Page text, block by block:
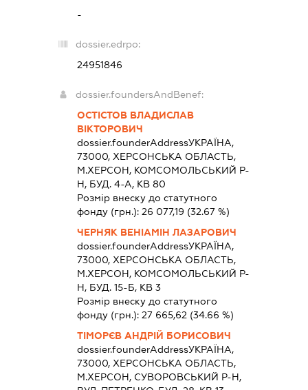
-
dossier.edrpo:
24951846
dossier.foundersAndBenef:
ОСТІСТОВ ВЛАДИСЛАВ
ВІКТОРОВИЧ
dossier.founderAddressУКРАЇНА,
73000, ХЕРСОНСЬКА ОБЛАСТЬ,
М.ХЕРСОН, КОМСОМОЛЬСЬКИЙ Р-
Н, БУД. 4-А, КВ 80
Розмір внеску до статутного
фонду (грн.): 26 077,19 (32.67 %)
ЧЕРНЯК ВЕНІАМІН ЛАЗАРОВИЧ
dossier.founderAddressУКРАЇНА,
73000, ХЕРСОНСЬКА ОБЛАСТЬ,
М.ХЕРСОН, КОМСОМОЛЬСЬКИЙ Р-
Н, БУД. 15-Б, КВ 3
Розмір внеску до статутного
фонду (грн.): 27 665,62 (34.66 %)
ТІМОРЄВ АНДРІЙ БОРИСОВИЧ
dossier.founderAddressУКРАЇНА,
73000, ХЕРСОНСЬКА ОБЛАСТЬ,
М.ХЕРСОН, СУВОРОВСЬКИЙ Р-Н,